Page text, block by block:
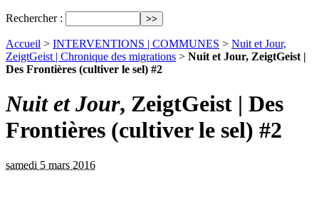
Rechercher :
Accueil > INTERVENTIONS | COMMUNES > Nuit et Jour,
ZeigtGeist | Chronique des migrations > Nuit et Jour, ZeigtGeist |
Des Frontières (cultiver le sel) #2
Nuit et Jour, ZeigtGeist | Des
Frontières (cultiver le sel) #2
samedi 5 mars 2016